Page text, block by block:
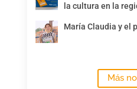
la cultura en la
María Claudia y el
Más